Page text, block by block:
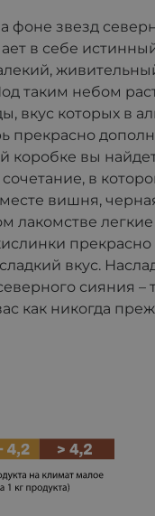
фоне звезд
в себе
таким небом
вкус которых в
прекрасно
коробке вы
в
вишня,
лакомстве
вкус.
сияния –
как никогда